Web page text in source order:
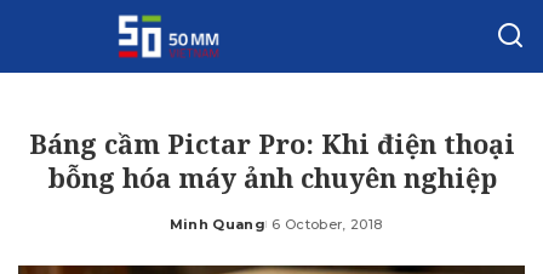
Báng cầm Pictar Pro: Khi điện thoại
bỗng hóa máy ảnh chuyên nghiệp
Posted
Minh Quang 6 October, 2018